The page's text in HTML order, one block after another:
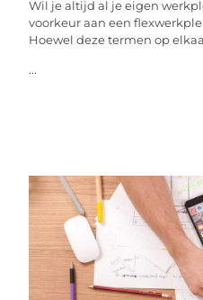
Wil je altijd al je eigen
voorkeur aan een
Hoewel deze termen op
...